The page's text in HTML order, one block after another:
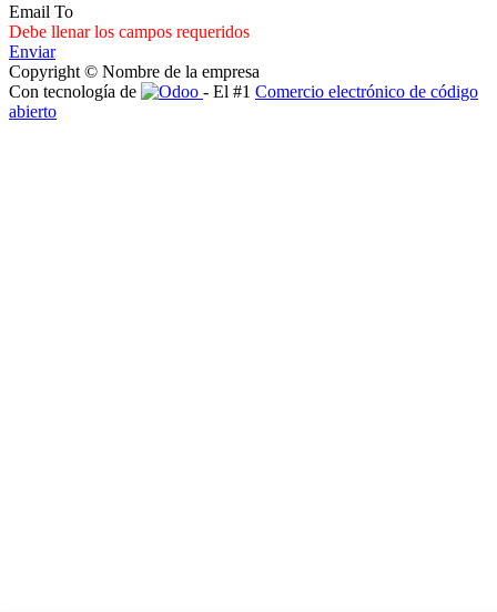
Email To
Debe llenar los campos requeridos
Enviar
Copyright © Nombre de la empresa
Con tecnología de
- El #1 Comercio electrónico de código
abierto